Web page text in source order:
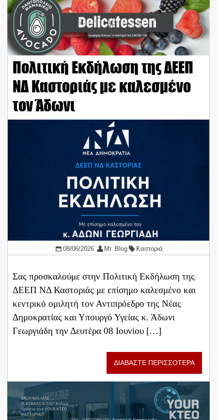
Πολιτική Εκδήλωση της ΔΕΕΠ
ΝΔ Καστοριάς με καλεσμένο
τον Άδωνι
08/06/2026 Mr. Blog Καστοριά
Σας προσκαλούμε στην Πολιτική Εκδήλωση της
ΔΕΕΠ ΝΔ Καστοριάς με επίσημο καλεσμένο και
κεντρικό ομιλητή τον Αντιπρόεδρο της Νέας
Δημοκρατίας και Υπουργό Υγείας κ. Άδωνι
Γεωργιάδη την Δευτέρα 08 Ιουνίου […]
ΔΙΑΒΑΣΤΕ ΠΕΡΙΣΣΟΤΕΡΑ